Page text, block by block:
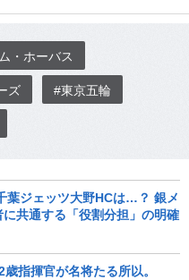
・ホーバス
ズ #東京五輪
葉ジェッツ大野HCは…？ 銀メ
共通する「役割分担」の明確
指揮官が名将たる所以。